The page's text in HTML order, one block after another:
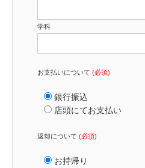
学科
お支払いについて (必須)
銀行振込
店頭にてお支払い
返却について (必須)
お持帰り